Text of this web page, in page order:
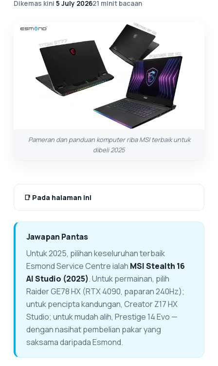
Dikemas kini 5 July 202621 minit bacaan
Pameran dan panduan komputer riba MSI terbaik untuk
dibeli 2025
📑 Pada halaman ini
Jawapan Pantas
Untuk 2025, pilihan keseluruhan terbaik
Esmond Service Centre ialah MSI Stealth 16
AI Studio (2025). Untuk permainan, pilih
Raider GE78 HX (RTX 4090, paparan 240Hz);
untuk pencipta kandungan, Creator Z17 HX
Studio; untuk mudah alih, Prestige 14 Evo —
dengan nasihat pembelian pakar yang
saksama daripada Esmond.